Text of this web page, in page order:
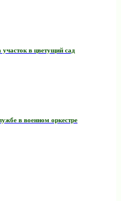
участок в цветущий сад
в военном оркестре